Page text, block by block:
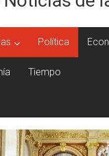
Política
Tiempo